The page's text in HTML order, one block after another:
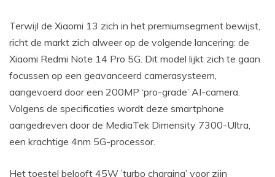
Terwijl de Xiaomi 13 zich in het premiumsegment bewijst,
richt de markt zich alweer op de volgende lancering: de
Xiaomi Redmi Note 14 Pro 5G. Dit model lijkt zich te gaan
focussen op een geavanceerd camerasysteem,
aangevoerd door een 200MP ‘pro-grade’ AI-camera.
Volgens de specificaties wordt deze smartphone
aangedreven door de MediaTek Dimensity 7300-Ultra,
een krachtige 4nm 5G-processor.
Het toestel belooft 45W ’turbo charging’ voor zijn